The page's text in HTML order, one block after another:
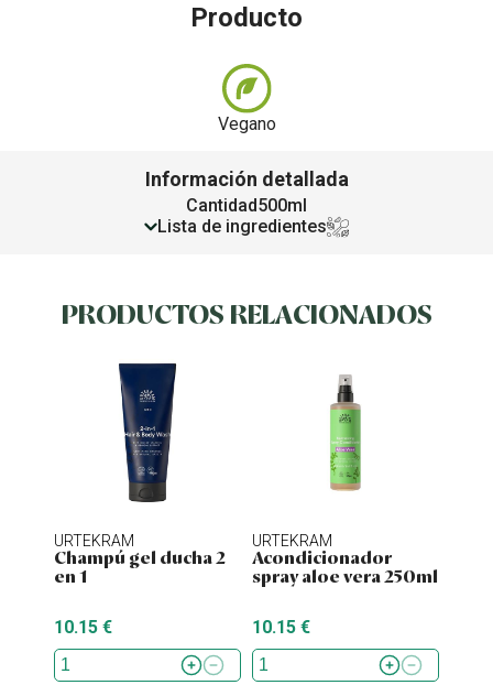
Producto
Vegano
Información detallada
Cantidad500ml
Lista de ingredientes
PRODUCTOS RELACIONADOS
URTEKRAM
Champú gel ducha 2
en 1
10.15 €
URTEKRAM
Acondicionador
spray aloe vera 250ml
10.15 €